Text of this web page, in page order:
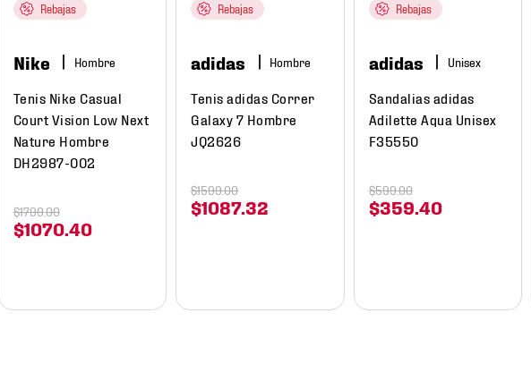
Rebajas
Nike Hombre
Tenis Nike Casual
Court Vision Low Next
Nature Hombre
DH2987-002
$1070. 40
$1799.00
Rebajas
adidas Hombre
Tenis adidas Correr
Galaxy 7 Hombre
JQ2626
$1087 32
$1599.00
Rebajas
adidas
Sandalias adidas
Adilette Aqua Unisex
F35550
$359 40
$599.00